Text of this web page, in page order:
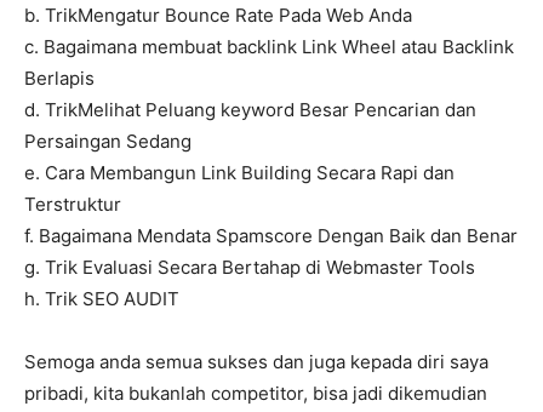
b. TrikMengatur Bounce Rate Pada Web Anda
c. Bagaimana membuat backlink Link Wheel atau Backlink
Berlapis
d. TrikMelihat Peluang keyword Besar Pencarian dan
Persaingan Sedang
e. Cara Membangun Link Building Secara Rapi dan
Terstruktur
f. Bagaimana Mendata Spamscore Dengan Baik dan Benar
g. Trik Evaluasi Secara Bertahap di Webmaster Tools
h. Trik SEO AUDIT
Semoga anda semua sukses dan juga kepada diri saya
pribadi, kita bukanlah competitor, bisa jadi dikemudian